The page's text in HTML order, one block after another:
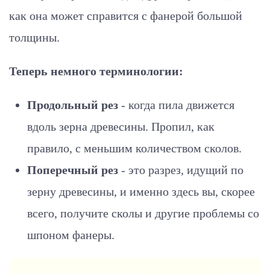
как она может справится с фанерой большой
толщины.
Теперь немного терминологии:
Продольный рез - когда пила движется
вдоль зерна древесины. Пропил, как
правило, с меньшим количеством сколов.
Поперечный рез - это разрез, идущий по
зерну древесины, и именно здесь вы, скорее
всего, получите сколы и другие проблемы со
шпоном фанеры.